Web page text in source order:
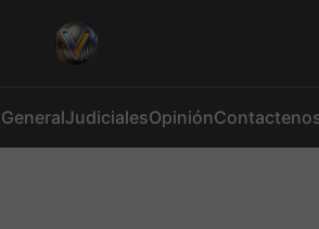
GeneralJudicialesOpinión